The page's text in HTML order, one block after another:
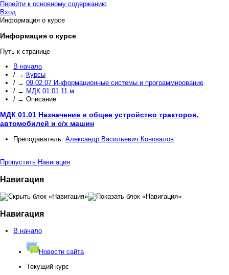
Перейти к основному содержанию
Вход
Информация о курсе
Информация о курсе
Путь к странице
В начало
/ → Курсы
/ → 09.02.07 Информационные системы и программирование
/ → МДК 01.01 11 м
/ → Описание
МДК 01.01 Назначение и общее устройство тракторов,
автомобилей и с/х машин
Преподаватель: Александр Васильевич Коновалов
Пропустить Навигация
Навигация
Навигация
В начало
Новости сайта
Текущий курс